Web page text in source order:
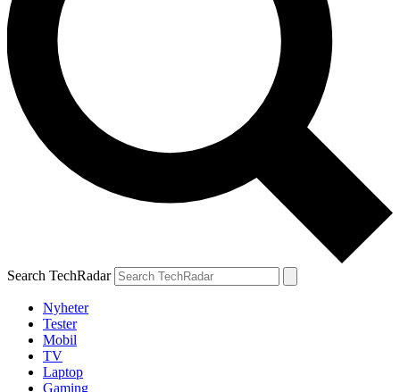
Search TechRadar
Nyheter
Tester
Mobil
TV
Laptop
Gaming